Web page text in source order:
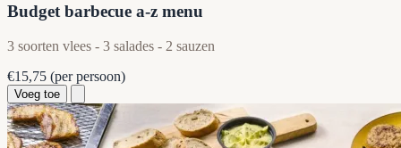
Budget barbecue a-z menu
3 soorten vlees - 3 salades - 2 sauzen
€15,75 (per persoon)
Voeg toe